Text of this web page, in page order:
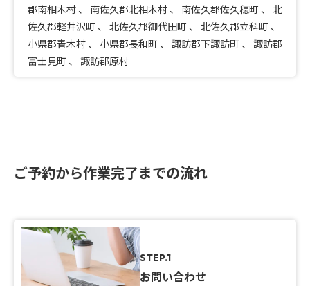
郡南相木村 、 南佐久郡北相木村 、 南佐久郡佐久穂町 、 北
佐久郡軽井沢町 、 北佐久郡御代田町 、 北佐久郡立科町 、
小県郡青木村 、 小県郡長和町 、 諏訪郡下諏訪町 、 諏訪郡
富士見町 、 諏訪郡原村
ご予約から作業完了までの流れ
STEP.1
お問い合わせ